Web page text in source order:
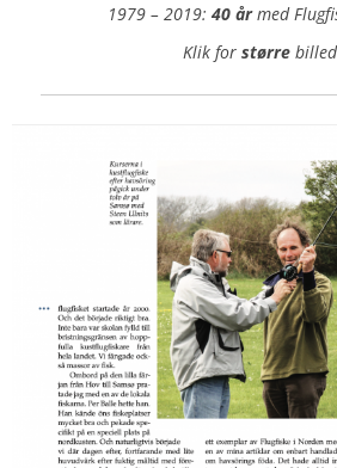
1979 – 2019: 40 årmed
Klik for større